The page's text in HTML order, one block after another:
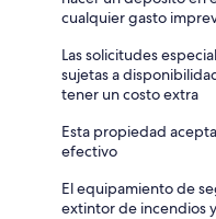
cualquier gasto
Las solicitudes
sujetas a
tener un costo extra
Esta propiedad
efectivo
El equipamiento de
extintor de incendios